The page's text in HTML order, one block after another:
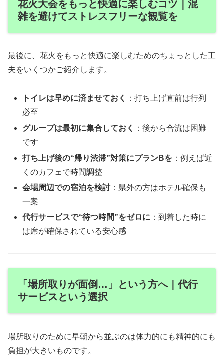
花火大会をもっと快適に楽しむコツ｜混
雑を避けてストレスフリーな観覧を
最後に、花火をもっと快適に楽しむためのちょっとした工
夫をいくつかご紹介します。
トイレは早めに済ませておく
：打ち上げ直前は行列
必至
グループは最初に集合しておく
：後から合流は困難
です
打ち上げ後の“帰り渋滞”対策にプランBを ：例えば近
くのカフェで時間調整
会場周辺での宿泊を検討：県外の方はホテル確保も
一案
代行サービスで“待つ時間”をゼロに ：到着した時に
は席が確保されている安心感
「場所取りが面倒…」という方へ｜代行
サービスという選択
場所取りのために早朝から並ぶのは体力的にも精神的にも
負担が大きいものです。